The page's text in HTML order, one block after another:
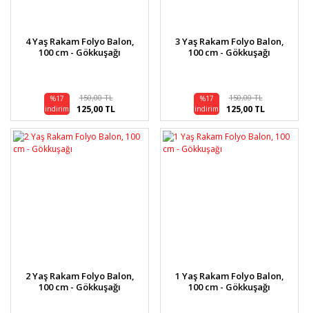
4 Yaş Rakam Folyo Balon,
100 cm - Gökkuşağı
%17
indirim
150,00 TL
125,00 TL
3 Yaş Rakam Folyo Balon,
100 cm - Gökkuşağı
%17
indirim
150,00 TL
125,00 TL
2 Yaş Rakam Folyo Balon,
100 cm - Gökkuşağı
1 Yaş Rakam Folyo Balon,
100 cm - Gökkuşağı